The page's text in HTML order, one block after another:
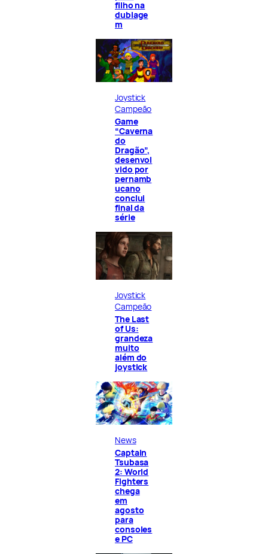
filho na
dublage
m
Joystick
Campeão
Game
“Caverna
do
Dragão”,
desenvol
vido por
pernamb
ucano
conclui
final da
série
Joystick
Campeão
The Last
of Us:
grandeza
muito
além do
joystick
News
Captain
Tsubasa
2: World
Fighters
chega
em
agosto
para
consoles
e PC